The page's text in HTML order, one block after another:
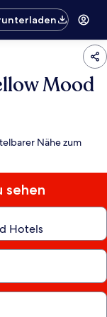
Mood
Nähe zum
sehen